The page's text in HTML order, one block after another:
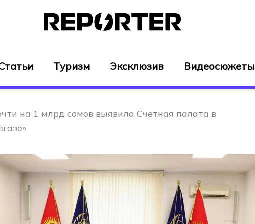
Туризм Эксклюзив Видеосюжеты
на 1 млрд сомов выявила Счетная палата в